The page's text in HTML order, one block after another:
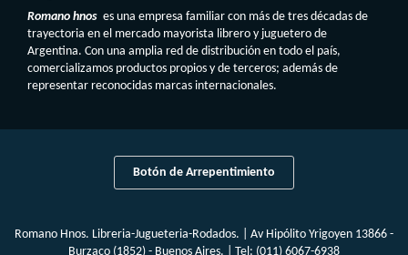
Romano hnos es una empresa familiar con más de tres décadas de
trayectoria en el mercado mayorista librero y juguetero de
Argentina. Con una amplia red de distribución en todo el país,
comercializamos productos propios y de terceros; además de
representar reconocidas marcas internacionales.
Botón de Arrepentimiento
Romano Hnos. Libreria-Jugueteria-Rodados. | Av Hipólito Yrigoyen 13866 -
Burzaco (1852) - Buenos Aires. | Tel: (011) 6067-6938